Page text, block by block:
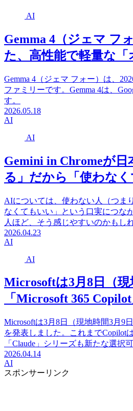
AI
Gemma 4（ジェマ フ
た、高性能で軽量な
Gemma 4（ジェマ フォー）は、
ファミリーです。Gemma 4は、
す。
2026.05.18
AI
AI
Gemini in Chromeが
る」だから「使わな
AIについては、使わない人（つま
なくてもいい」という口実につな
人ほど、そう感じやすいのかもし
2026.04.23
AI
AI
Microsoftは3月8日（
「Microsoft 365
Microsoftは3月8日（現地時間3月9
を発表しました。これまでCopilot
「Claude」シリーズも新たな選択
2026.04.14
AI
スポンサーリンク